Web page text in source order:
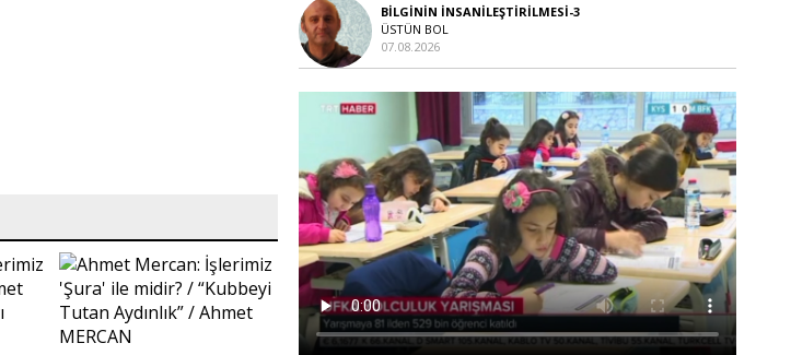
BİLGİNİN İNSANİLEŞTİRİLMESİ-3
ÜSTÜN BOL
07.08.2026